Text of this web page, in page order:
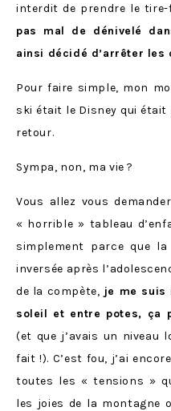
interdit de prendre le
pas mal de dénivelé
ainsi décidé d’arrêter les
Pour faire simple, mon
ski était le Disney qui
retour.
Sympa, non, ma vie ?
Vous allez vous
« horrible » tableau
simplement parce que
inversée après
de la compète, je me suis
soleil et entre potes, ça
(et que j’avais un niveau
fait !). C’est fou, j’ai
toutes les « tensions »
les joies de la montagne